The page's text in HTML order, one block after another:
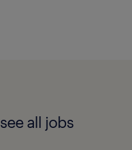
see all jobs